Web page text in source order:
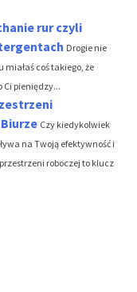
rur czyli
Drogie nie
coś takiego, że
Ci pieniędzy...
Czy kiedykolwiek
na Twoją efektywność i
roboczej to klucz